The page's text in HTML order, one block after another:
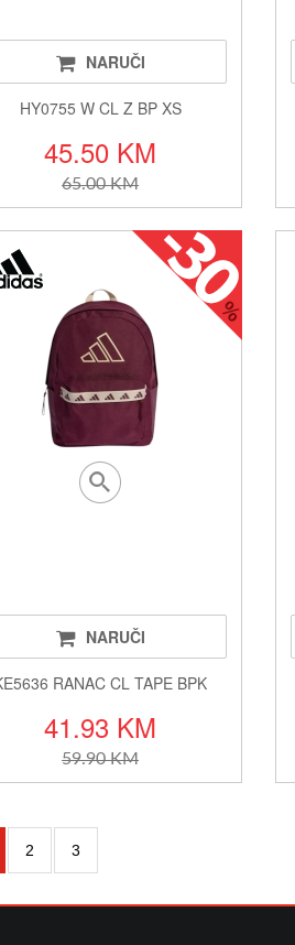
NARUČI
HY0755 W CL Z BP XS
45.50 KM
65.00 KM
NARUČI
RANAC CL TAPE BPK
41.93 KM
59.90 KM
2 3